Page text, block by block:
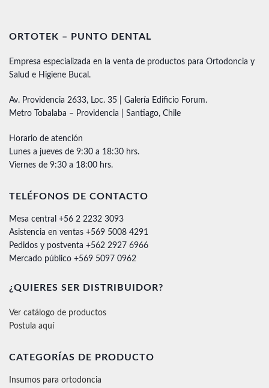
ORTOTEK – PUNTO DENTAL
Empresa especializada en la venta de productos para Ortodoncia y
Salud e Higiene Bucal.
Av. Providencia 2633, Loc. 35 | Galería Edificio Forum.
Metro Tobalaba – Providencia | Santiago, Chile
Horario de atención
Lunes a jueves de 9:30 a 18:30 hrs.
Viernes de 9:30 a 18:00 hrs.
TELÉFONOS DE CONTACTO
Mesa central +56 2 2232 3093
Asistencia en ventas +569 5008 4291
Pedidos y postventa +562 2927 6966
Mercado público +569 5097 0962
¿QUIERES SER DISTRIBUIDOR?
Ver catálogo de productos
Postula aquí
CATEGORÍAS DE PRODUCTO
Insumos para ortodoncia